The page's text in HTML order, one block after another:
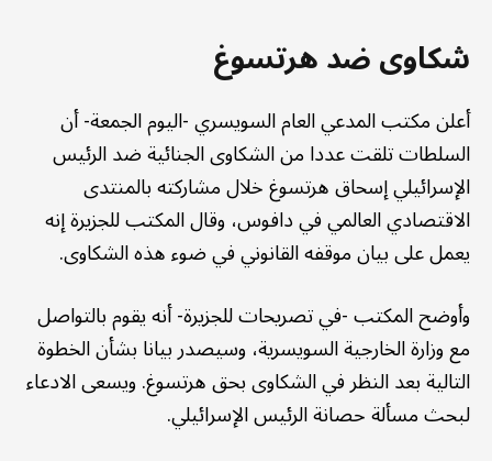
شكاوى ضد هرتسوغ
أعلن مكتب المدعي العام السويسري -اليوم الجمعة- أن
السلطات تلقت عددا من الشكاوى الجنائية ضد الرئيس
الإسرائيلي إسحاق هرتسوغ خلال مشاركته بالمنتدى
الاقتصادي العالمي في دافوس، وقال المكتب للجزيرة إنه
يعمل على بيان موقفه القانوني في ضوء هذه الشكاوى.
وأوضح المكتب -في تصريحات للجزيرة- أنه يقوم بالتواصل
مع وزارة الخارجية السويسرية، وسيصدر بيانا بشأن الخطوة
التالية بعد النظر في الشكاوى بحق هرتسوغ. ويسعى الادعاء
لبحث مسألة حصانة الرئيس الإسرائيلي.